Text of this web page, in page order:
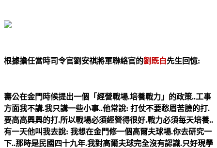
根據擔任當時司令官劉安祺將軍聯絡官的劉既白先生回憶:
壽公在金門時候提出一個「經營戰場.培養戰力」的政策..工事
方面我不講.我只講一些小事..他常說: 打仗不要愁眉苦臉的打.
要高高興興的打.所以戰場必須經營得很好.戰力必須每天培養..
有一天他叫我去說: 我想在金門修一個高爾夫球場.你去研究一
下..那時是民國四十九年.我對高爾夫球完全沒有認識.只好現學